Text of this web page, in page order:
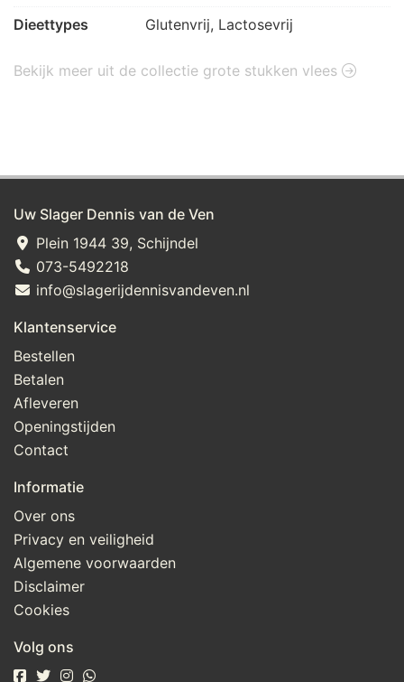
Dieettypes
Glutenvrij, Lactosevrij
Bekijk meer uit de collectie grote stukken vlees
Uw Slager Dennis van de Ven
Plein 1944 39, Schijndel
073-5492218
info@slagerijdennisvandeven.nl
Klantenservice
Bestellen
Betalen
Afleveren
Openingstijden
Contact
Informatie
Over ons
Privacy en veiligheid
Algemene voorwaarden
Disclaimer
Cookies
Volg ons